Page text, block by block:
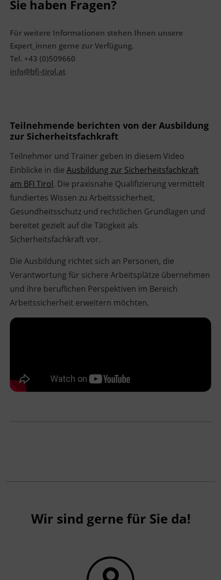
Sie haben Fragen?
Für weitere Informationen stehen Ihnen unsere
Expert_innen gerne zur Verfügung.
Tel. +43 (0)509660
info@bfi-tirol.at
Teilnehmende berichten von der Ausbildung
zur Sicherheitsfachkraft
Teilnehmer und Trainer geben in diesem Video
Einblicke in die Ausbildung zur Sicherheitsfachkraft
am BFI Tirol. Die praxisnahe Qualifizierung vermittelt
fundiertes Wissen zu Arbeitssicherheit,
Gesundheitsschutz und rechtlichen Grundlagen und
bereitet gezielt auf die Tätigkeit als
Sicherheitsfachkraft vor.
Die Ausbildung richtet sich an Personen, die
Verantwortung für sichere Arbeitsplätze übernehmen
und ihre beruflichen Perspektiven im Bereich
Arbeitssicherheit erweitern möchten.
Wir sind gerne für Sie da!